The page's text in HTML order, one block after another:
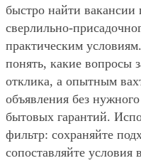
быстро найти
сверлильно-
практическим
понять, какие вопросы
отклика, а опытным
объявления без
бытовых гарантий.
фильтр: сохраняйте
сопоставляйте условия